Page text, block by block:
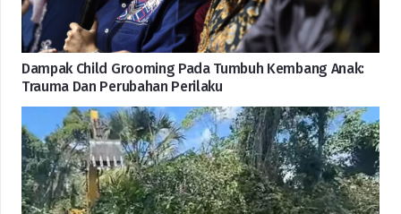
Dampak Child Grooming Pada Tumbuh Kembang Anak:
Trauma Dan Perubahan Perilaku